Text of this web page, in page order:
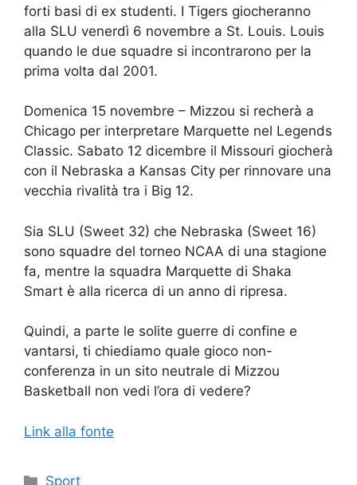
forti basi di ex studenti. I Tigers giocheranno
alla SLU venerdì 6 novembre a St. Louis. Louis
quando le due squadre si incontrarono per la
prima volta dal 2001.
Domenica 15 novembre – Mizzou si recherà a
Chicago per interpretare Marquette nel Legends
Classic. Sabato 12 dicembre il Missouri giocherà
con il Nebraska a Kansas City per rinnovare una
vecchia rivalità tra i Big 12.
Sia SLU (Sweet 32) che Nebraska (Sweet 16)
sono squadre del torneo NCAA di una stagione
fa, mentre la squadra Marquette di Shaka
Smart è alla ricerca di un anno di ripresa.
Quindi, a parte le solite guerre di confine e
vantarsi, ti chiediamo quale gioco non-
conferenza in un sito neutrale di Mizzou
Basketball non vedi l’ora di vedere?
Link alla fonte
Categorie
Sport